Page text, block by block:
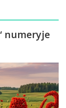
finansinę
numeryje